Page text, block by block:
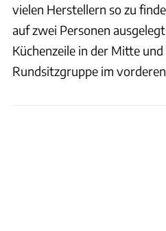
vielen Herstellern so zu
auf zwei Personen
Küchenzeile in der Mitte
Rundsitzgruppe im